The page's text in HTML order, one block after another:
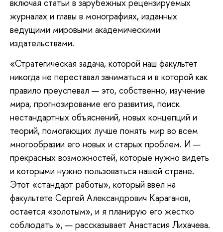
включая статьи в зарубежных рецензируемых
журналах и главы в монографиях, изданных
ведущими мировыми академическими
издательствами.
«Стратегическая задача, которой наш факультет
никогда не переставал заниматься и в которой как
правило преуспевал — это, собственно, изучение
мира, прогнозирование его развития, поиск
нестандартных объяснений, новых концепций и
теорий, помогающих лучше понять мир во всем
многообразии его новых и старых проблем. И —
прекрасных возможностей, которые нужно видеть
и которыми нужно пользоваться нашей стране.
Этот «стандарт работы», который ввел на
факультете Сергей Александрович Караганов,
остается «золотым», и я планирую его жестко
соблюдать », — рассказывает Анастасия Лихачева.